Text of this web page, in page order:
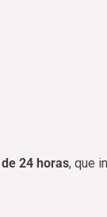
24 horas, que